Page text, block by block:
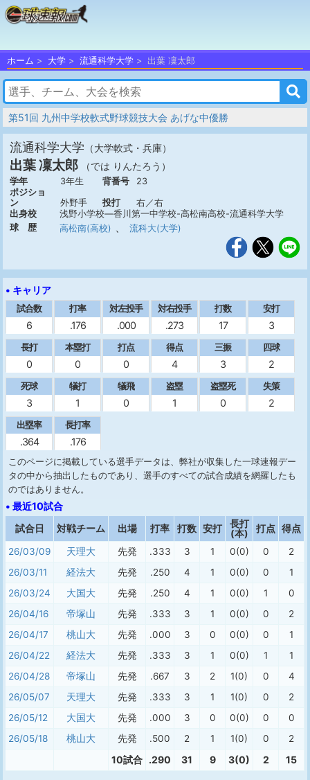
ホーム 大学 流通科学大学 出葉 凜太郎
第51回 九州中学校軟式野球競技大会 あげな中優勝
流通科学大学 （大学軟式・兵庫）
出葉 凜太郎 （では りんたろう）
学年 3年生 背番号
23
ポジショ
ン
外野手 投打
右／右
出身校
浅野小学校―香川第一中学校-高松南高校-流通科学大学
球 歴
高松南(高校) 、 流科大(大学)
• キャリア
試合数
6
打率
.176
対左投手
.000
対右投手
.273
打数
17
安打
3
長打
0
本塁打
0
打点
0
得点
4
三振
3
四球
2
死球
3
犠打
1
犠飛
0
盗塁
1
盗塁死
0
失策
2
出塁率
.364
長打率
.176
このページに掲載している選手データは、弊社が収集した一球速報デー
タの中から抽出したものであり、選手のすべての試合成績を網羅したも
のではありません。
• 最近10試合
試合日 対戦チーム 出場 打率 打数 安打
長打
(本)
打点 得点
26/03/09 天理大 先発 .333 3 1 0(0) 0
2
26/03/11
経法大 先発 .250 4 1 0(0) 0
1
26/03/24
大国大 先発 .250 4 1 0(0) 1
0
26/04/16
帝塚山 先発 .333 3 1 0(0) 0
2
26/04/17
桃山大 先発 .000 3 0 0(0) 0
1
26/04/22
経法大 先発 .333 3 1 0(0) 1
1
26/04/28
帝塚山 先発 .667 3 2 1(0) 0
4
26/05/07
天理大 先発 .333 3 1 1(0) 0
2
26/05/12
大国大 先発 .000 3 0 0(0) 0
0
26/05/18
桃山大 先発 .500 2 1 1(0) 0 2
10試合 .290 31 9 3(0) 2 15